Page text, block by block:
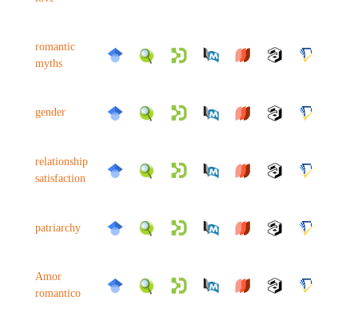
romantic
myths
gender
relationship
satisfaction
patriarchy
Amor
romantico